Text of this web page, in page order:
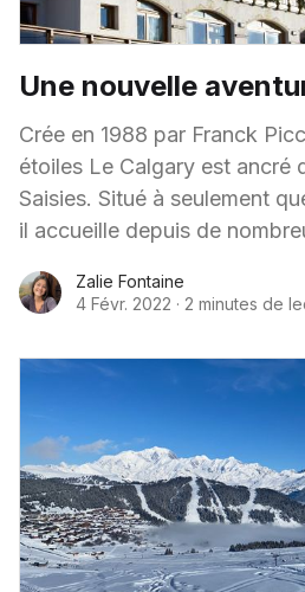
Une nouvelle
Crée en 1988 par Franck
étoiles Le Calgary est ancré
Saisies. Situé à seulement
il accueille depuis de
Zalie Fontaine
4 Févr. 2022 · 2 minutes de